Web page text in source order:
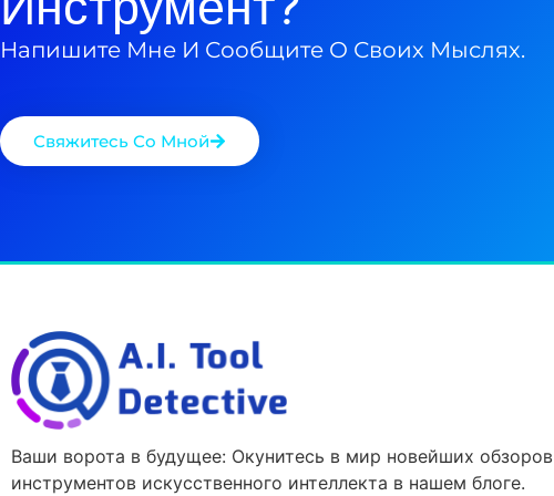
Напишите Мне И Сообщите О Своих Мыслях.
Свяжитесь Со Мной
Ваши ворота в будущее: Окунитесь в мир новейших обзоров
инструментов искусственного интеллекта в нашем блоге.